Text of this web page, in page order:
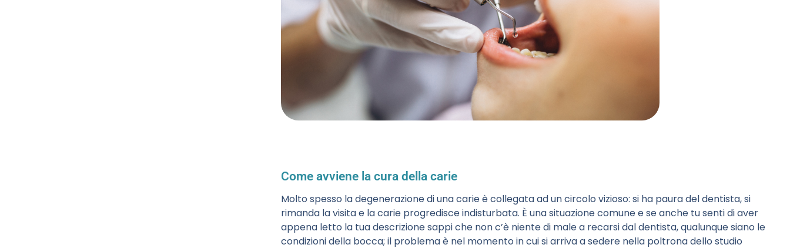
Come avviene la cura della carie
Molto spesso la degenerazione di una carie è collegata ad un circolo vizioso: si ha paura del dentista, si
rimanda la visita e la carie progredisce indisturbata. È una situazione comune e se anche tu senti di aver
appena letto la tua descrizione sappi che non c’è niente di male a recarsi dal dentista, qualunque siano le
condizioni della bocca; il problema è nel momento in cui si arriva a sedere nella poltrona dello studio